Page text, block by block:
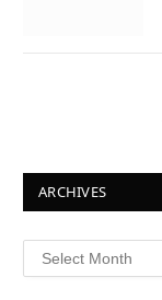
ARCHIVES
Archives